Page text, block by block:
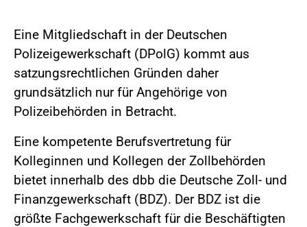
Eine Mitgliedschaft in der Deutschen
Polizeigewerkschaft (DPolG) kommt aus
satzungsrechtlichen Gründen daher
grundsätzlich nur für Angehörige von
Polizeibehörden in Betracht.
Eine kompetente Berufsvertretung für
Kolleginnen und Kollegen der Zollbehörden
bietet innerhalb des dbb die Deutsche Zoll- und
Finanzgewerkschaft (BDZ). Der BDZ ist die
größte Fachgewerkschaft für die Beschäftigten